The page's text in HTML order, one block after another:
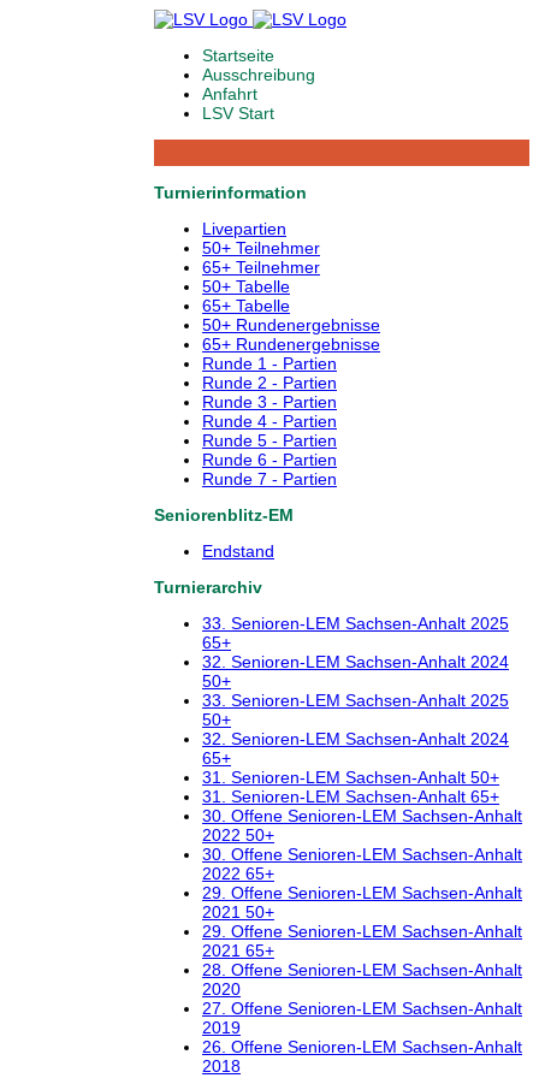
Startseite
Ausschreibung
Anfahrt
LSV Start
Turnierinformation
Livepartien
50+ Teilnehmer
65+ Teilnehmer
50+ Tabelle
65+ Tabelle
50+ Rundenergebnisse
65+ Rundenergebnisse
Runde 1 - Partien
Runde 2 - Partien
Runde 3 - Partien
Runde 4 - Partien
Runde 5 - Partien
Runde 6 - Partien
Runde 7 - Partien
Seniorenblitz-EM
Endstand
Turnierarchiv
33. Senioren-LEM Sachsen-Anhalt 2025
65+
32. Senioren-LEM Sachsen-Anhalt 2024
50+
33. Senioren-LEM Sachsen-Anhalt 2025
50+
32. Senioren-LEM Sachsen-Anhalt 2024
65+
31. Senioren-LEM Sachsen-Anhalt 50+
31. Senioren-LEM Sachsen-Anhalt 65+
30. Offene Senioren-LEM Sachsen-Anhalt
2022 50+
30. Offene Senioren-LEM Sachsen-Anhalt
2022 65+
29. Offene Senioren-LEM Sachsen-Anhalt
2021 50+
29. Offene Senioren-LEM Sachsen-Anhalt
2021 65+
28. Offene Senioren-LEM Sachsen-Anhalt
2020
27. Offene Senioren-LEM Sachsen-Anhalt
2019
26. Offene Senioren-LEM Sachsen-Anhalt
2018